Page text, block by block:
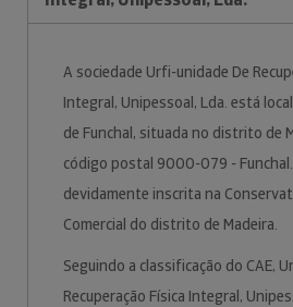
A sociedade Urfi-unidade De
Integral, Unipessoal, Lda. está
de Funchal, situada no distrito de
código postal 9000-079 -
devidamente inscrita na
Comercial do distrito de Madeira.
Seguindo a classificação do CAE,
Recuperação Física Integral,